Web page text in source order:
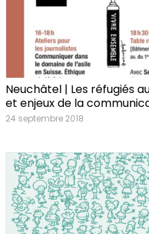
Neuchâtel | Les réfugiés
et enjeux de la
24 septembre 2018